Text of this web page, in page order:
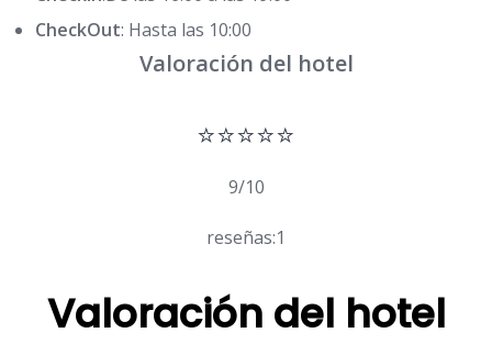
CheckOut: Hasta las 10:00
Valoración del hotel
⭐⭐⭐⭐⭐
9/10
reseñas:1
Valoración del hotel